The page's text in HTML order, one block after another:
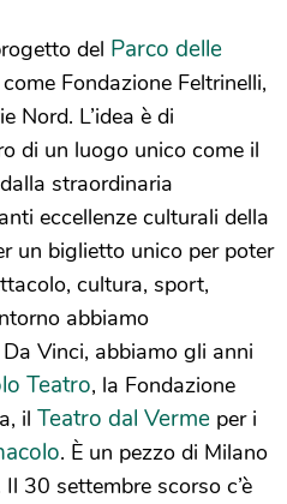
del Parco delle
Fondazione Feltrinelli,
Nord. L’idea è di
di un luogo unico come il
straordinaria
eccellenze culturali della
un biglietto unico per poter
cultura, sport,
abbiamo
Vinci, abbiamo gli anni
Teatro, la Fondazione
il Teatro dal Verme per i
. È un pezzo di Milano
30 settembre scorso c’è